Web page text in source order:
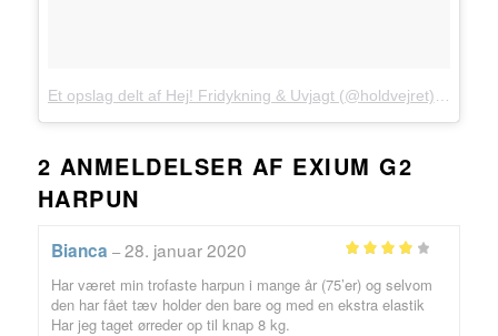
2 ANMELDELSER AF EXIUM G2
HARPUN
4ud af 5
Bianca – 28. januar 2020
Har været min trofaste harpun i mange år (75’er) og selvom
den har fået tæv holder den bare og med en ekstra elastik
Har jeg taget ørreder op til knap 8 kg.